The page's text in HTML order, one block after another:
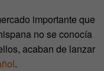
importante que
no se conocía
acaban de lanzar
.